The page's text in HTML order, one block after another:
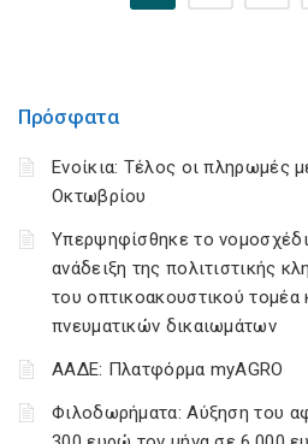
Πρόσφατα
Ενοίκια: Τέλος οι πληρωμές
Οκτωβρίου
Υπερψηφίσθηκε το
ανάδειξη της πολιτιστικής
του οπτικοακουστικού τομέα
πνευματικών δικαιωμάτων
ΑΑΔΕ: Πλατφόρμα myAGRO
Φιλοδωρήματα: Αύξηση του